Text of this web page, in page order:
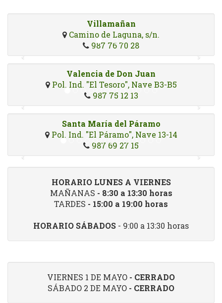
Villamañan
Camino de Laguna, s/n.
987 76 70 28
Valencia de Don Juan
Pol. Ind. "El Tesoro", Nave B3-B5
987 75 12 13
Santa María del Páramo
Pol. Ind. "El Páramo", Nave 13-14
987 69 27 15
HORARIO LUNES A VIERNES
MAÑANAS - 8:30 a 13:30 horas
TARDES - 15:00 a 19:00 horas
HORARIO SÁBADOS - 9:00 a 13:30 horas
VIERNES 1 DE MAYO - CERRADO
SÁBADO 2 DE MAYO - CERRADO